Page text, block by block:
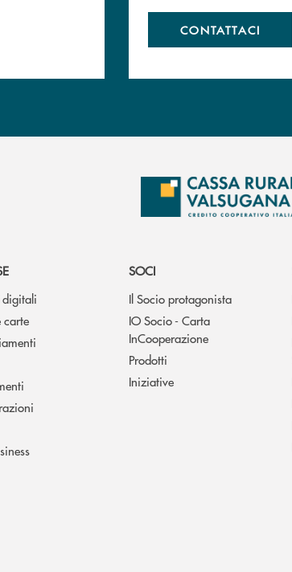
CONTATTACI
carte
SOCI
Il Socio protagonista
IO Socio - Carta
InCooperazione
Prodotti
Iniziative